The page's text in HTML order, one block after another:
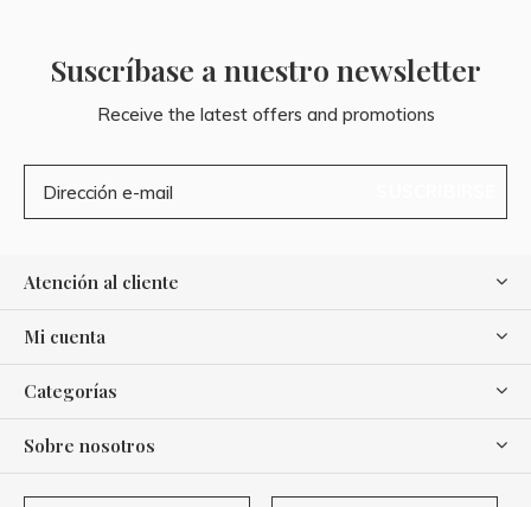
Suscríbase a nuestro newsletter
Receive the latest offers and promotions
Atención al cliente
Mi cuenta
Categorías
Sobre nosotros